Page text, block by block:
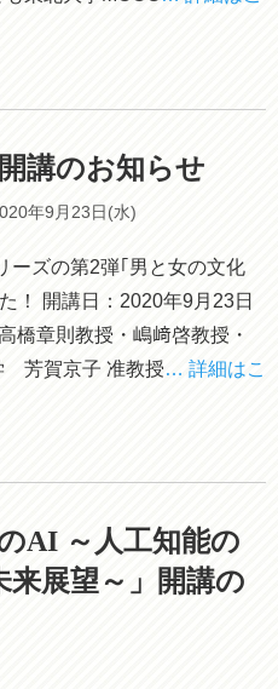
講のお知らせ
年9月23日(水)
ーズの第2弾｢男と女の文化
！ 開講日：2020年9月23日
章則教授・嶋﨑啓教授・
賀京子 准教授… 詳細はこ
AI ～人工知能の
来展望～」開講の